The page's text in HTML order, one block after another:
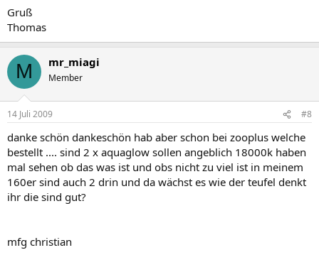
Gruß
Thomas
M mr_miagi
Member
14 Juli 2009 #8
danke schön dankeschön hab aber schon bei zooplus welche
bestellt .... sind 2 x aquaglow sollen angeblich 18000k haben
mal sehen ob das was ist und obs nicht zu viel ist in meinem
160er sind auch 2 drin und da wächst es wie der teufel denkt
ihr die sind gut?
mfg christian